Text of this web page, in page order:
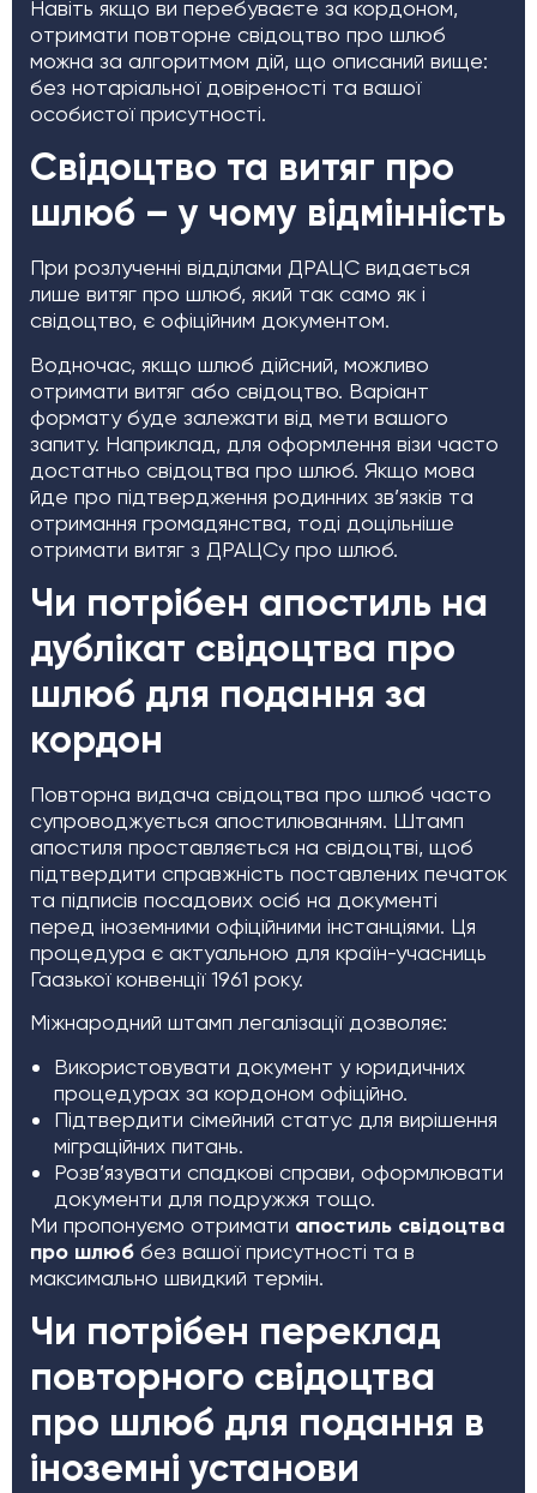
Навіть якщо ви перебуваєте за кордоном,
отримати повторне свідоцтво про шлюб
можна за алгоритмом дій, що описаний вище:
без нотаріальної довіреності та вашої
особистої присутності.
Свідоцтво та витяг про
шлюб – у чому відмінність
При розлученні відділами ДРАЦС видається
лише витяг про шлюб, який так само як і
свідоцтво, є офіційним документом.
Водночас, якщо шлюб дійсний, можливо
отримати витяг або свідоцтво. Варіант
формату буде залежати від мети вашого
запиту. Наприклад, для оформлення візи часто
достатньо свідоцтва про шлюб. Якщо мова
йде про підтвердження родинних зв’язків та
отримання громадянства, тоді доцільніше
отримати витяг з ДРАЦСу про шлюб.
Чи потрібен апостиль на
дублікат свідоцтва про
шлюб для подання за
кордон
Повторна видача свідоцтва про шлюб часто
супроводжується апостилюванням. Штамп
апостиля проставляється на свідоцтві, щоб
підтвердити справжність поставлених печаток
та підписів посадових осіб на документі
перед іноземними офіційними інстанціями. Ця
процедура є актуальною для країн-учасниць
Гаазької конвенції 1961 року.
Міжнародний штамп легалізації дозволяє:
Використовувати документ у юридичних
процедурах за кордоном офіційно.
Підтвердити сімейний статус для вирішення
міграційних питань.
Розв’язувати спадкові справи, оформлювати
документи для подружжя тощо.
Ми пропонуємо отримати апостиль свідоцтва
про шлюб без вашої присутності та в
максимально швидкий термін.
Чи потрібен переклад
повторного свідоцтва
про шлюб для подання в
іноземні установи